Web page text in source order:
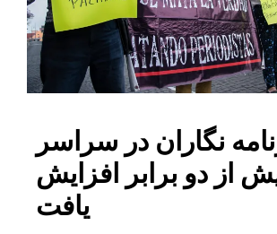
نگاران در سراسر
از دو برابر افزایش
یافت